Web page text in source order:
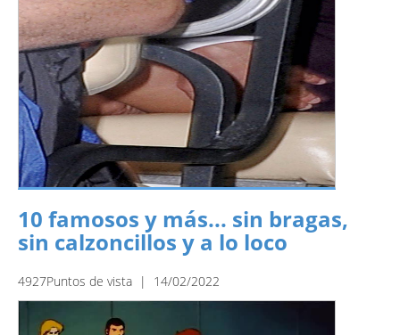
10 famosos y más... sin bragas,
sin calzoncillos y a lo loco
4927Puntos de vista | 14/02/2022